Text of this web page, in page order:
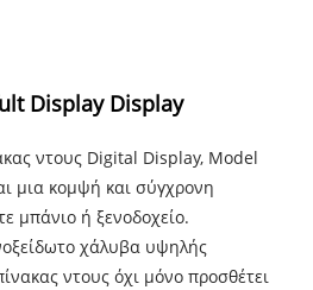
Display Display
ντους Digital Display, Model
μια κομψή και σύγχρονη
μπάνιο ή ξενοδοχείο.
χάλυβα υψηλής
ντους όχι μόνο προσθέτει